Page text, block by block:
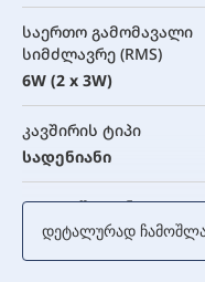
საერთო გამომავალი
სიმძლავრე (RMS)
6W (2 x 3W)
კავშირის ტიპი
სადენიანი
აუდიო შეყვანა
3.5 მმ აუდიო ჯეკი
Დეტალურად